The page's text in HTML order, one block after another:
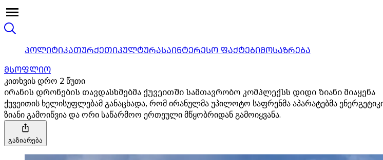
ᲞᲝᲚᲘᲢᲘᲙᲐᲗᲣᲠᲥᲔᲗᲘᲙᲣᲚᲢᲣᲠᲐᲡᲐᲘᲜᲢᲔᲠᲔᲡᲝ ᲤᲐᲥᲢᲔᲑᲘᲛᲝᲡᲐᲖᲠᲔᲑᲐ
ᲛᲡᲝᲤᲚᲘᲝ
კითხვის დრო 2 წუთი
ირანის დრონების თავდასხმებმა ქუვეითში სამთავრობო კომპლექსს დიდი ზიანი მიაყენა
ქუვეითის ხელისუფლებამ განაცხადა, რომ ირანულმა უპილოტო საფრენმა აპარატებმა
ზიანი გამოიწვია და ორი საწარმოო ერთეული მწყობრიდან გამოიყვანა.
გაზიარება